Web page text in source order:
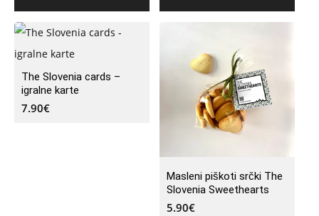
The Slovenia cards –
igralne karte
7.90€
Masleni piškoti srčki The
Slovenia Sweethearts
5.90€